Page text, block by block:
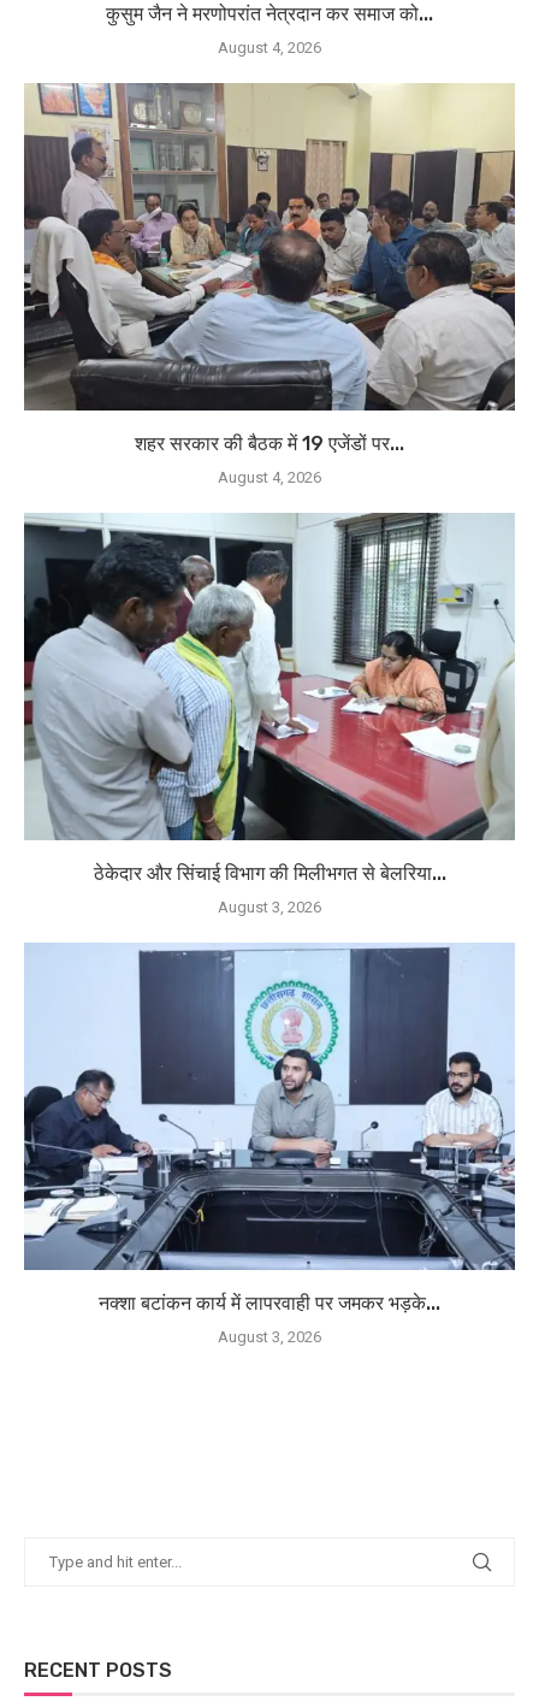
कुसुम जैन ने मरणोपरांत नेत्रदान कर समाज को...
August 4, 2026
शहर सरकार की बैठक में 19 एजेंडों पर...
August 4, 2026
ठेकेदार और सिंचाई विभाग की मिलीभगत से बेलरिया...
August 3, 2026
नक्शा बटांकन कार्य में लापरवाही पर जमकर भड़के...
August 3, 2026
RECENT POSTS